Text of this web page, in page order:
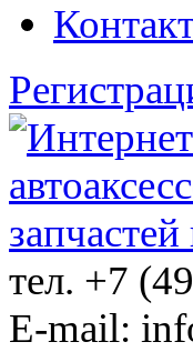
тел. +7
E-mail: